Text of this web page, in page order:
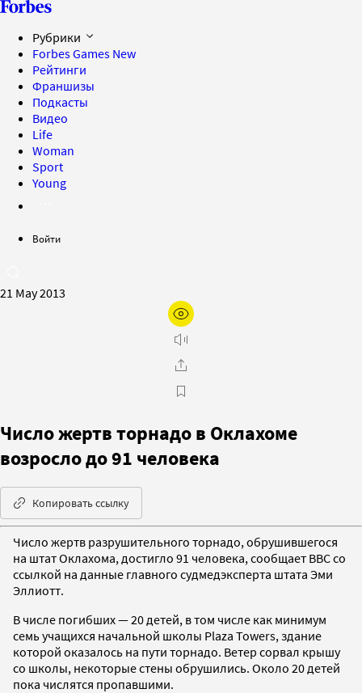
Рубрики
Forbes Games New
Рейтинги
Франшизы
Подкасты
Видео
Life
Woman
Sport
Young
Войти
21 May 2013
Число жертв торнадо в Оклахоме
возросло до 91 человека
Копировать ссылку
Число жертв разрушительного торнадо, обрушившегося
на штат Оклахома, достигло 91 человека, сообщает BBC со
ссылкой на данные главного судмедэксперта штата Эми
Эллиотт.
В числе погибших — 20 детей, в том числе как минимум
семь учащихся начальной школы Plaza Towers, здание
которой оказалось на пути торнадо. Ветер сорвал крышу
со школы, некоторые стены обрушились. Около 20 детей
пока числятся пропавшими.